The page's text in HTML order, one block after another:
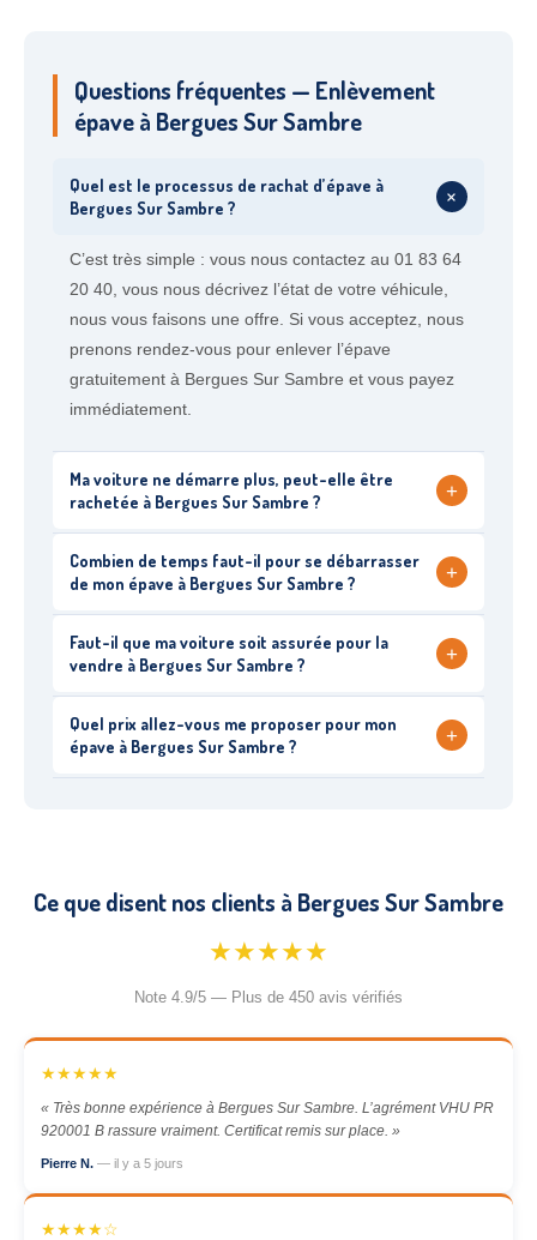
Questions fréquentes — Enlèvement
épave à Bergues Sur Sambre
Quel est le processus de rachat d’épave à
Bergues Sur Sambre ?
+
C’est très simple : vous nous contactez au 01 83 64
20 40, vous nous décrivez l’état de votre véhicule,
nous vous faisons une offre. Si vous acceptez, nous
prenons rendez-vous pour enlever l’épave
gratuitement à Bergues Sur Sambre et vous payez
immédiatement.
Ma voiture ne démarre plus, peut-elle être
rachetée à Bergues Sur Sambre ?
+
Combien de temps faut-il pour se débarrasser
de mon épave à Bergues Sur Sambre ?
+
Faut-il que ma voiture soit assurée pour la
vendre à Bergues Sur Sambre ?
+
Quel prix allez-vous me proposer pour mon
épave à Bergues Sur Sambre ?
+
Ce que disent nos clients à Bergues Sur Sambre
★★★★★
Note 4.9/5 — Plus de 450 avis vérifiés
★★★★★
« Très bonne expérience à Bergues Sur Sambre. L’agrément VHU PR
920001 B rassure vraiment. Certificat remis sur place. »
Pierre N. — il y a 5 jours
★★★★☆